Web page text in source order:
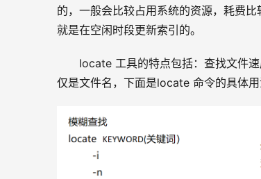
的，一般会比较占用系统的资源，耗费
就是在空闲时段更新索引的。
locate 工具的特点包括：查找文件
仅是文件名，下面是locate 命令的具体用